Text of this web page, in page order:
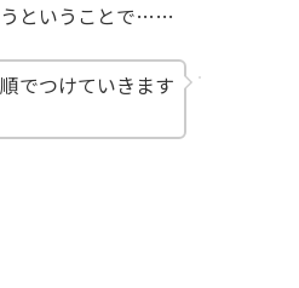
うということで……
でつけていきます